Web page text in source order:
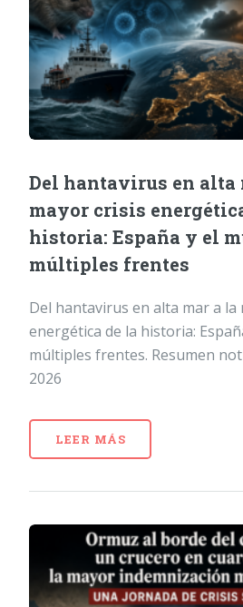
Del hantavirus en alta
mayor crisis
historia: España y el
múltiples frentes
Del hantavirus en alta mar a la
energética de la historia:
múltiples frentes. Resumen
2026
LEER MÁS